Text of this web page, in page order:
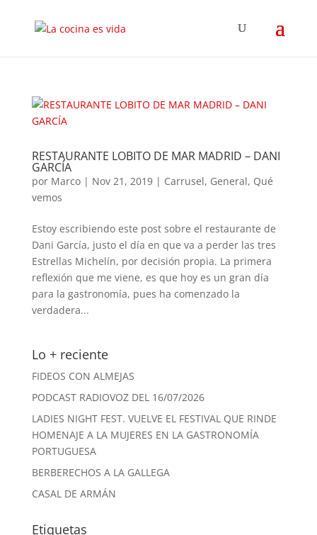
RESTAURANTE LOBITO DE MAR MADRID – DANI
GARCÍA
por Marco| Nov 21, 2019| Carrusel, General, Qué
vemos
Estoy escribiendo este post sobre el restaurante de
Dani García, justo el día en que va a perder las tres
Estrellas Michelín, por decisión propia. La primera
reflexión que me viene, es que hoy es un gran día
para la gastronomía, pues ha comenzado la
verdadera...
Lo + reciente
FIDEOS CON ALMEJAS
PODCAST RADIOVOZ DEL 16/07/2026
LADIES NIGHT FEST. VUELVE EL FESTIVAL QUE RINDE
HOMENAJE A LA MUJERES EN LA GASTRONOMÍA
PORTUGUESA
BERBERECHOS A LA GALLEGA
CASAL DE ARMÁN
Etiquetas